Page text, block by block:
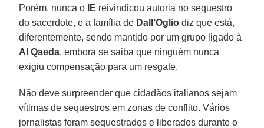
Porém, nunca o
IE reivindicou autoria no sequestro
do sacerdote, e a família de Dall’Oglio diz que está,
diferentemente, sendo mantido por um grupo ligado à
Al Qaeda, embora se saiba que ninguém nunca
exigiu compensação para um resgate.
Não deve surpreender que cidadãos italianos sejam
vítimas de sequestros em zonas de conflito. Vários
jornalistas foram sequestrados e liberados durante o